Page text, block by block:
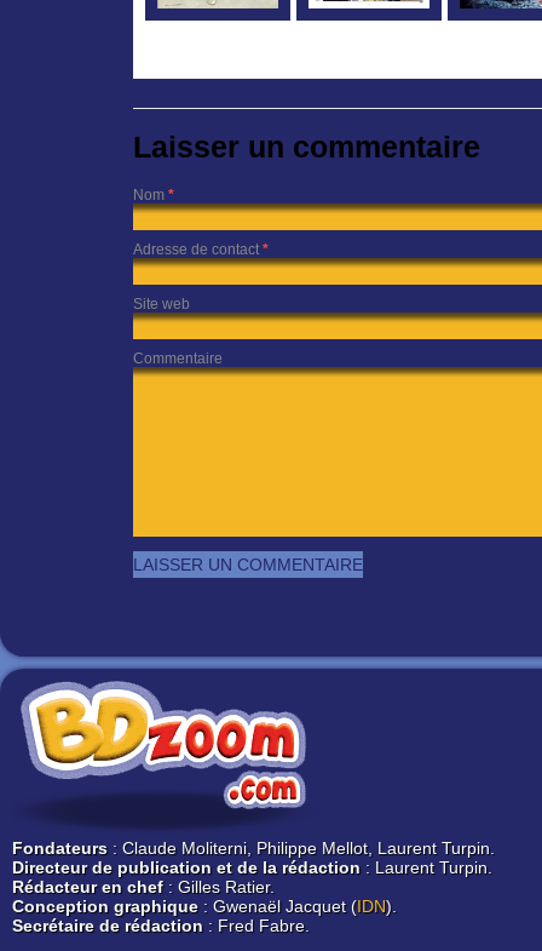
Laisser un commentaire
Nom *
Adresse de contact *
Site web
Commentaire
Fondateurs : Claude Moliterni, Philippe Mellot, Laurent Turpin.
Directeur de publication et de la rédaction : Laurent Turpin.
Rédacteur en chef: Gilles Ratier.
Conception graphique: Gwenaël Jacquet (IDN).
Secrétaire de rédaction : Fred Fabre.